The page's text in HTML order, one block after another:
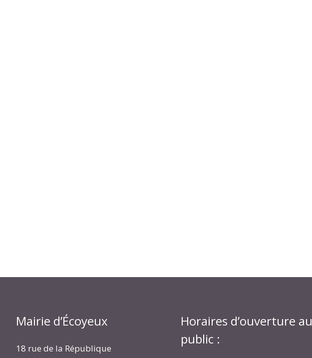
Mairie d’Écoyeux
18 rue de la République
Horaires d’ouverture au
public :